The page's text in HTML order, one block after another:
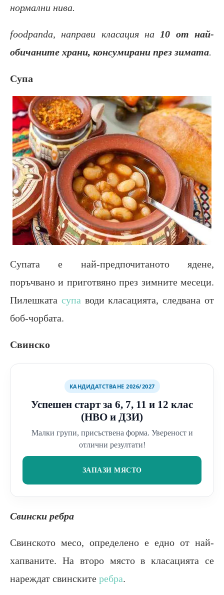
нормални нива.
foodpanda, направи класация на10 от най-
обичаните храни, консумирани през зимата.
Супа
Супата е най-предпочитаното ядене,
поръчвано и приготвяно през зимните месеци.
Пилешката супаводи класацията, следвана от
боб-чорбата.
Свинско
КАНДИДАТСТВАНЕ 2026/2027
Успешен старт за 6, 7, 11 и 12 клас
(НВО и ДЗИ)
Малки групи, присъствена форма. Увереност и
отлични резултати!
ЗАПАЗИ МЯСТО
Свински ребра
Свинското месо, определено е едно от най-
хапваните. На второ място в класацията се
нареждат свинските ребра.